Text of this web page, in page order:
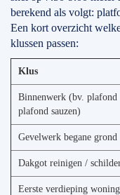
berekend als volgt:
Een kort overzicht
klussen passen:
Klus
Binnenwerk (bv. plafond
plafond sauzen)
Gevelwerk begane grond
Dakgot reinigen /
Eerste verdieping woning